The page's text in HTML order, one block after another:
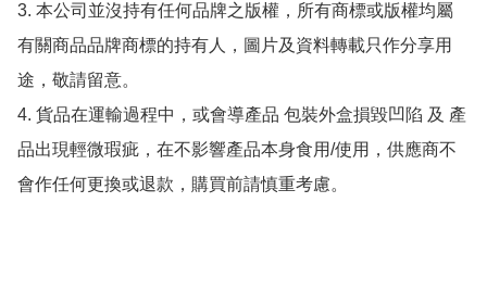
3. 本公司並沒持有任何品牌之版權，所有商標或版權均屬
有關商品品牌商標的持有人，圖片及資料轉載只作分享用
途，敬請留意。
4. 貨品在運輸過程中，或會導產品 包裝外盒損毀凹陷 及 產
品出現輕微瑕疵，在不影響產品本身食用/使用，供應商不
會作任何更換或退款，購買前請慎重考慮。